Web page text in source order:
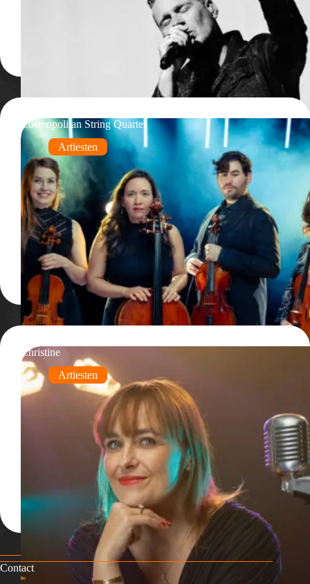
Cosmopolitan String Quartet
Artiesten
Christine
Artiesten
Contact